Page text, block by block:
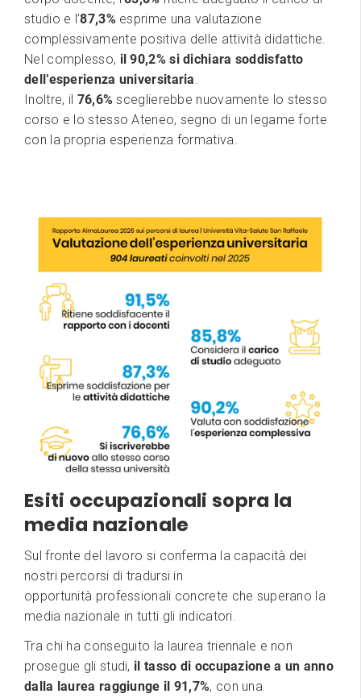
studio e l’87,3%esprime una valutazione
complessivamente positiva delle attività didattiche.
Nel complesso, il 90,2% si dichiara soddisfatto
dell’esperienza universitaria
Inoltre, il 76,6% sceglierebbe nuovamente lo stesso
corso e lo stesso Ateneo, segno di un legame forte
con la propria esperienza formativa.
Esiti occupazionali sopra la
media nazionale
Sul fronte del lavoro si conferma la capacità dei
nostri percorsi di tradursi in
opportunità professionali concrete che superano la
media nazionale in tutti gli indicatori.
Tra chi ha conseguito la laurea triennale e non
prosegue gli studi, il tasso di occupazione a un anno
dalla laurea raggiunge il 91,7%, con una